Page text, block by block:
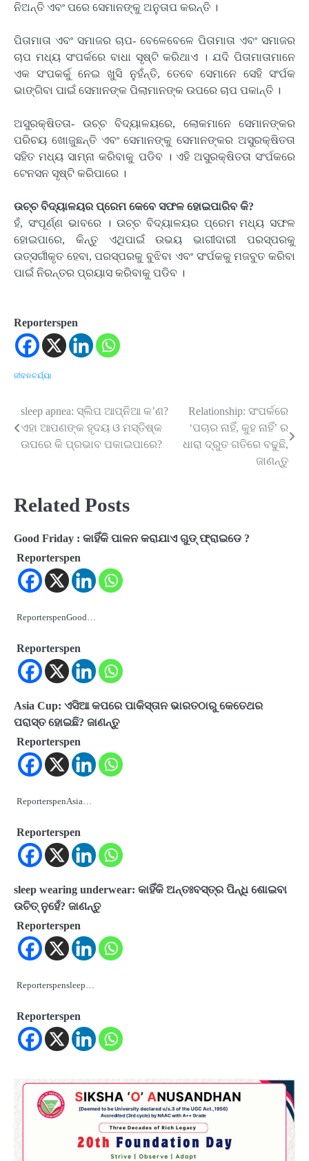
ନିଅନ୍ତି ଏବଂ ପରେ ସେମାନଙ୍କୁ ଅନୁତାପ କରନ୍ତି ।
ପିତାମାତା ଏବଂ ସମାଜର ଚାପ- ବେଳେବେଳେ ପିତାମାତା ଏବଂ ସମାଜର
ଚାପ ମଧ୍ୟ ସଂପର୍କରେ ବାଧା ସୃଷ୍ଟି କରିଥାଏ । ଯଦି ପିତାମାତାମାନେ
ଏକ ସଂପକର୍କୁ ନେଇ ଖୁସି ନୁହଁନ୍ତି, ତେବେ ସେମାନେ ସେହି ସଂର୍ପକ
ଭାଙ୍ଗିବା ପାଇଁ ସେମାନଙ୍କ ପିଲାମାନଙ୍କ ଉପରେ ଚାପ ପକାନ୍ତି ।
ଅସୁରକ୍ଷିତତା- ଉଚ୍ଚ ବିଦ୍ୟାଳୟରେ, ଲୋକମାନେ ସେମାନଙ୍କର
ପରିଚୟ ଖୋଜୁଛନ୍ତି ଏବଂ ସେମାନଙ୍କୁ ସେମାନଙ୍କର ଅସୁରକ୍ଷିତତା
ସହିତ ମଧ୍ୟ ସାମ୍ନା କରିବାକୁ ପଡିବ । ଏହି ଅସୁରକ୍ଷିତତା ସଂର୍ପକରେ
ଟେନସନ ସୃଷ୍ଟି କରିପାରେ ।
ଉଚ୍ଚ ବିଦ୍ୟାଳୟର ପ୍ରେମ କେବେ ସଫଳ ହୋଇପାରିବ କି?
ହଁ, ସଂପୂର୍ଣ୍ଣ ଭାବରେ । ଉଚ୍ଚ ବିଦ୍ୟାଳୟର ପ୍ରେମ ମଧ୍ୟ ସଫଳ
ହୋଇପାରେ, କିନ୍ତୁ ଏଥିପାଇଁ ଉଭୟ ଭାଗୀଦାରୀ ପରସ୍ପରକୁ
ଉତ୍ସର୍ଗୀକୃତ ହେବା, ପରସ୍ପରକୁ ବୁଝିବା ଏବଂ ସଂର୍ପକକୁ ମଜବୁତ କରିବା
ପାଇଁ ନିରନ୍ତର ପ୍ରୟାସ କରିବାକୁ ପଡିବ ।
Reporterspen
ଜୀବନଚର୍ଯ୍ୟା
Post
navigation
sleep apnea: ସ୍ଲିପ ଆପ୍ନିଆ କ’ଣ?
ଏହା ଆପଣଙ୍କ ହୃଦୟ ଓ ମସ୍ତିଷ୍କ
ଉପରେ କି ପ୍ରଭାବ ପକାଇପାରେ?
Relationship: ସଂପର୍କରେ
‘ପଚାର ନାହିଁ, କୁହ ନାହିଁ’ ର
ଧାରା ଦ୍ରୁତ ଗତିରେ ବଢୁଛି,
ଜାଣନ୍ତୁ
Related Posts
Good Friday : କାହିଁକି ପାଳନ କରାଯାଏ ଗୁଡ୍‌ ଫ୍ରାଇଡେ ?
Reporterspen
ReporterspenGood…
Reporterspen
Asia Cup: ଏସିଆ କପରେ ପାକିସ୍ତାନ ଭାରତଠାରୁ କେତେଥର
ପରାସ୍ତ ହୋଇଛି? ଜାଣନ୍ତୁ
Reporterspen
ReporterspenAsia…
Reporterspen
sleep wearing underwear: କାହିଁକି ଅନ୍ତଃବସ୍ତ୍ର ପିନ୍ଧି ଶୋଇବା
ଉଚିତ୍ ନୁହେଁ? ଜାଣନ୍ତୁ
Reporterspen
Reporterspensleep…
Reporterspen